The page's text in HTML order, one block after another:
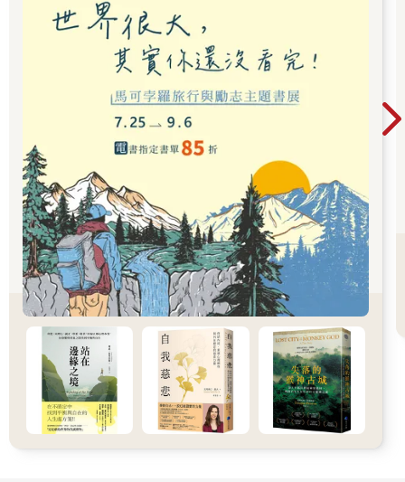
想讓孩子遠離紐約，在加州出生。因為她的一些家人──主要是她
的一個姊妹──住在洛杉磯南方。
當然，她離開華爾街還懷抱著更遠大的抱負。她已經存夠了
錢，打算找一所大學，完成她在紐約時其實已開始、卻未能完成
的博士學位。她對這一切──孩子以及博士論文──充滿期待，兩
者一定能完美並存。懷著這個想法，她在加州重返校園，只可惜
時間不長：
「因為善祥出生了。」
這孩子，似乎是天才……
善祥從嬰兒時期就很難帶。才過幾個月，周美淑就決定當個
全職媽媽，專心照顧他。她對照顧小孩所知不多，以往也缺乏興
趣。於是她閱讀了幾本育兒書，但大部分的時間仍照以前的習
慣，看《華爾街日報》和《經濟學人》。她住在洛杉磯南方橙郡
的安娜翰（Anaheim），房子周圍的環境非常安靜，所以她閱讀
時總是唸出聲來。她就像對待大人般跟孩子說話，因為她實在不
知道要怎麼跟這個三個月大的嬰兒溝通，而且針對剛剛唸給兒子
聽的內容，她還會說出自己的感想。
她幾乎整天都抱著他，因為一放下他就會嚴重抗議。她不停